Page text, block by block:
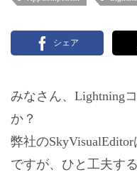
シェア
みなさん、Lightning
か？
弊社の
ですが、ひと工夫す